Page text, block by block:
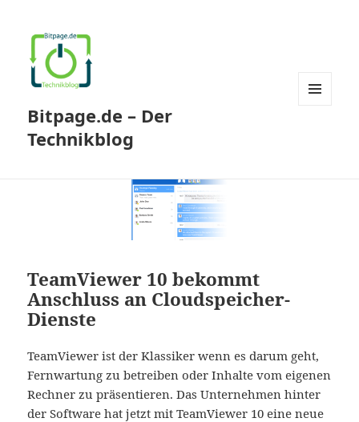
Bitpage.de – Der
Technikblog
TeamViewer 10 bekommt
Anschluss an Cloudspeicher-
Dienste
TeamViewer ist der Klassiker wenn es darum geht,
Fernwartung zu betreiben oder Inhalte vom eigenen
Rechner zu präsentieren. Das Unternehmen hinter
der Software hat jetzt mit TeamViewer 10 eine neue